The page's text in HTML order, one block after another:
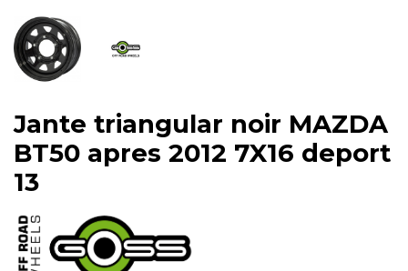
Jante triangular noir MAZDA
BT50 apres 2012 7X16 deport
13